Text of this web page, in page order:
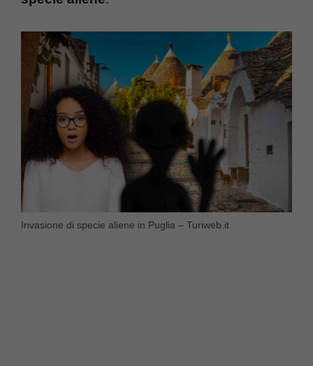
Invasione di specie aliene in Puglia – Turiweb.it